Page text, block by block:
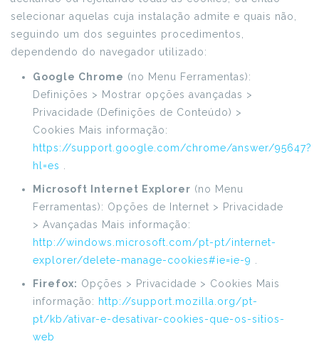
selecionar aquelas cuja instalação admite e quais não,
seguindo um dos seguintes procedimentos,
dependendo do navegador utilizado:
Google Chrome (no Menu Ferramentas):
Definições > Mostrar opções avançadas >
Privacidade (Definições de Conteúdo) >
Cookies Mais informação:
https://support.google.com/chrome/answer/95647?
hl=es
Microsoft Internet Explorer (no Menu
Ferramentas): Opções de Internet > Privacidade
> Avançadas Mais informação:
http://windows.microsoft.com/pt-pt/internet-
explorer/delete-manage-cookies#ie=ie-9
Firefox: Opções > Privacidade > Cookies Mais
informação: http://support.mozilla.org/pt-
pt/kb/ativar-e-desativar-cookies-que-os-sitios-
web